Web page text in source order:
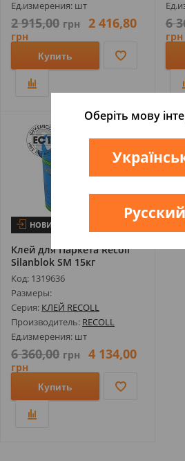
Ед.измерения: шт
2 915,00 грн 2 416,80
грн
Купить
6
грн
НОВИНКА
Клей для Паркета Recoll
Silanblok SM 15кг
Код: 1319636
Размеры:
Серия: КЛЕЙ RECOLL
Производитель: RECOLL
Ед.измерения: шт
6 360,00 грн 4 134,00
грн
Купить
Оберіть мову
Русский